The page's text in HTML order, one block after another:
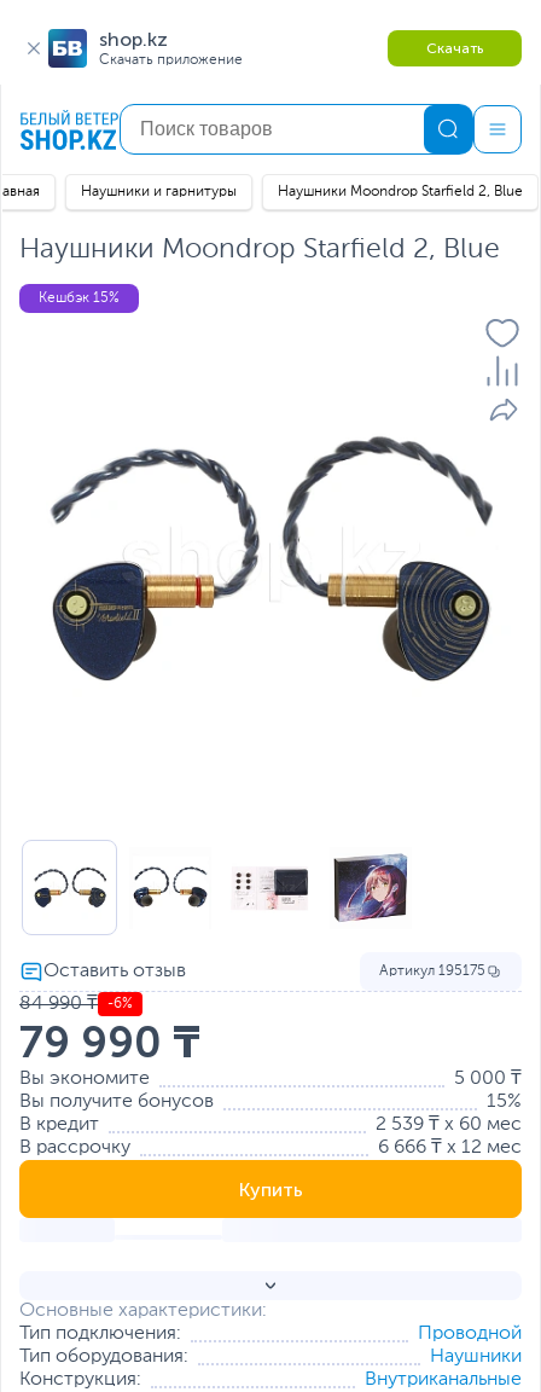
shop.kz
Скачать приложение
Скачать
Наушники и гарнитуры Наушники Moondrop Starfield 2, Blue
Наушники Moondrop Starfield 2, Blue
Кешбэк 15%
Основные характеристики:
Тип подключения:
Проводной
Тип оборудования:
Наушники
Конструкция:
Внутриканальные
Артикул 195175
84 990 ₸ -6%
79 990 ₸
Вы экономите
5 000 ₸
Вы получите бонусов
15%
В кредит
2 539 ₸ x 60 мес
В рассрочку
6 666 ₸ x 12 мес
Купить